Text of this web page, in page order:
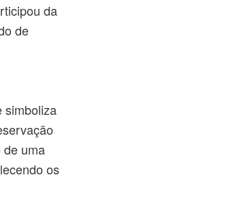
da
de
simboliza
de uma
os